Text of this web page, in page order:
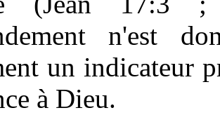
n'est
un indicateur
à Dieu.